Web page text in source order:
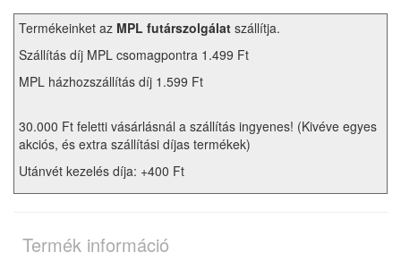
Termékeinket az MPL futárszolgálat szállítja.
Szállítás díj MPL csomagpontra 1.499 Ft
MPL házhozszállítás díj 1.599 Ft
30.000 Ft feletti vásárlásnál a szállítás ingyenes! (Kivéve egyes
akciós, és extra szállítási díjas termékek)
Utánvét kezelés díja: +400 Ft
Termék információ